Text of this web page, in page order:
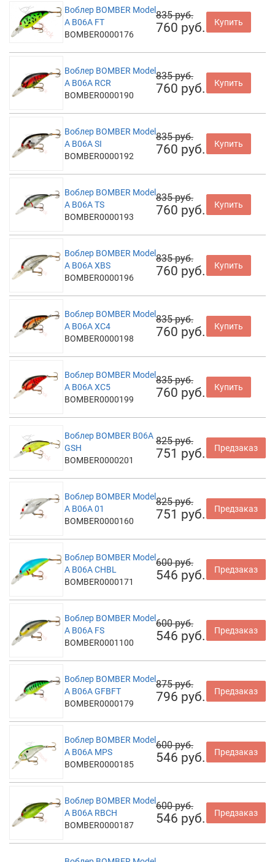
Воблер BOMBER Model
A B06A FT
BOMBER0000176
835 руб.
760 руб. Купить
Воблер BOMBER Model
A B06A RCR
BOMBER0000190
835 руб.
760 руб. Купить
Воблер BOMBER Model
A B06A SI
BOMBER0000192
835 руб.
760 руб. Купить
Воблер BOMBER Model
A B06A TS
BOMBER0000193
835 руб.
760 руб. Купить
Воблер BOMBER Model
A B06A XBS
BOMBER0000196
835 руб.
760 руб. Купить
Воблер BOMBER Model
A B06A XC4
BOMBER0000198
835 руб.
760 руб. Купить
Воблер BOMBER Model
A B06A XC5
BOMBER0000199
835 руб.
760 руб. Купить
Воблер BOMBER B06A
GSH
BOMBER0000201
825 руб.
751 руб. Предзаказ
Воблер BOMBER Model
A B06A 01
BOMBER0000160
825 руб.
751 руб. Предзаказ
Воблер BOMBER Model
A B06A CHBL
BOMBER0000171
600 руб.
546 руб. Предзаказ
Воблер BOMBER Model
A B06A FS
BOMBER0001100
600 руб.
546 руб. Предзаказ
Воблер BOMBER Model
A B06A GFBFT
BOMBER0000179
875 руб.
796 руб. Предзаказ
Воблер BOMBER Model
A B06A MPS
BOMBER0000185
600 руб.
546 руб. Предзаказ
Воблер BOMBER Model
A B06A RBCH
BOMBER0000187
600 руб.
546 руб. Предзаказ